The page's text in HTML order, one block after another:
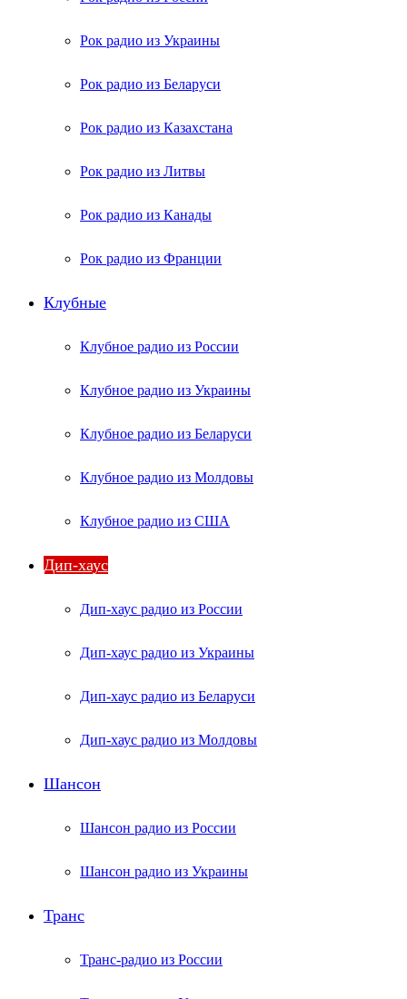
Рок радио из Украины
Рок радио из Беларуси
Рок радио из Казахстана
Рок радио из Литвы
Рок радио из Канады
Рок радио из Франции
Клубные
Клубное радио из России
Клубное радио из Украины
Клубное радио из Беларуси
Клубное радио из Молдовы
Клубное радио из США
Дип-хаус
Дип-хаус радио из России
Дип-хаус радио из Украины
Дип-хаус радио из Беларуси
Дип-хаус радио из Молдовы
Шансон
Шансон радио из России
Шансон радио из Украины
Транс
Транс-радио из России